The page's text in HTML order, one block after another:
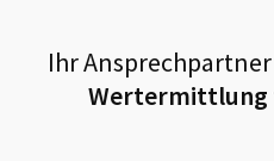
Ihr
Wertermittlung